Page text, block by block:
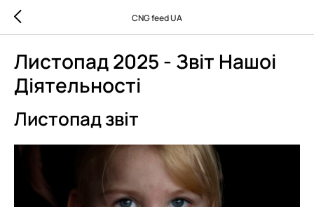
CNG feed UA
Листопад 2025 - Звiт Нашоi
Дiятельностi
Листопад звіт